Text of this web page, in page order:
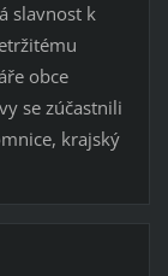
slavnost k
obce
se zúčastnili
krajský